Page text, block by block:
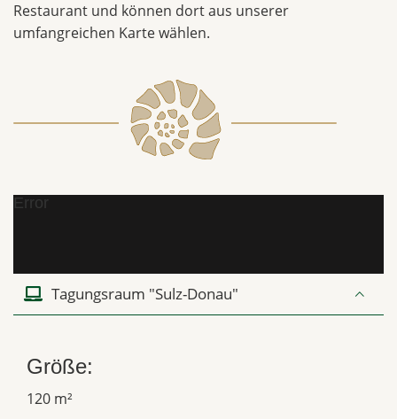
Restaurant und können dort aus unserer
umfangreichen Karte wählen.
Error
Tagungsraum "Sulz-Donau"
Größe:
120 m²